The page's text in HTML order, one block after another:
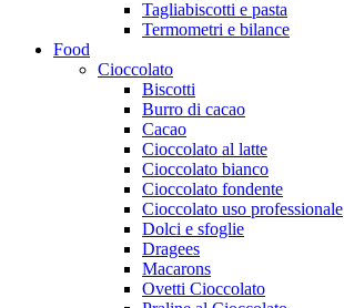
Tagliabiscotti e pasta
Termometri e bilance
Food
Cioccolato
Biscotti
Burro di cacao
Cacao
Cioccolato al latte
Cioccolato bianco
Cioccolato fondente
Cioccolato uso professionale
Dolci e sfoglie
Dragees
Macarons
Ovetti Cioccolato